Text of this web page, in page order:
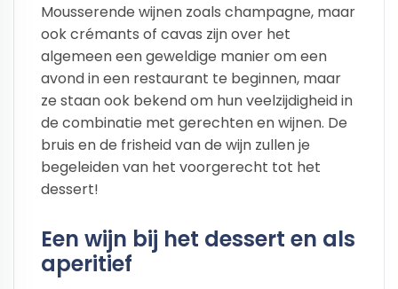
Mousserende wijnen zoals champagne, maar
ook crémants of cavas zijn over het
algemeen een geweldige manier om een
avond in een restaurant te beginnen, maar
ze staan ook bekend om hun veelzijdigheid in
de combinatie met gerechten en wijnen. De
bruis en de frisheid van de wijn zullen je
begeleiden van het voorgerecht tot het
dessert!
Een wijn bij het dessert en als
aperitief